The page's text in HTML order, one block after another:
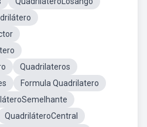
Quadrilateros
Formula Quadrilatero
QuadriláteroCentral